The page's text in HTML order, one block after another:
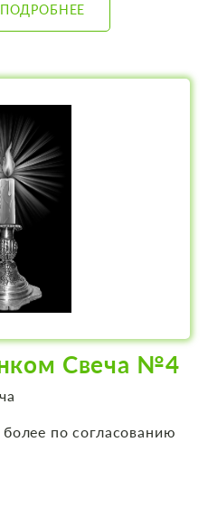
ПОДРОБНЕЕ
Свеча №4
по согласованию